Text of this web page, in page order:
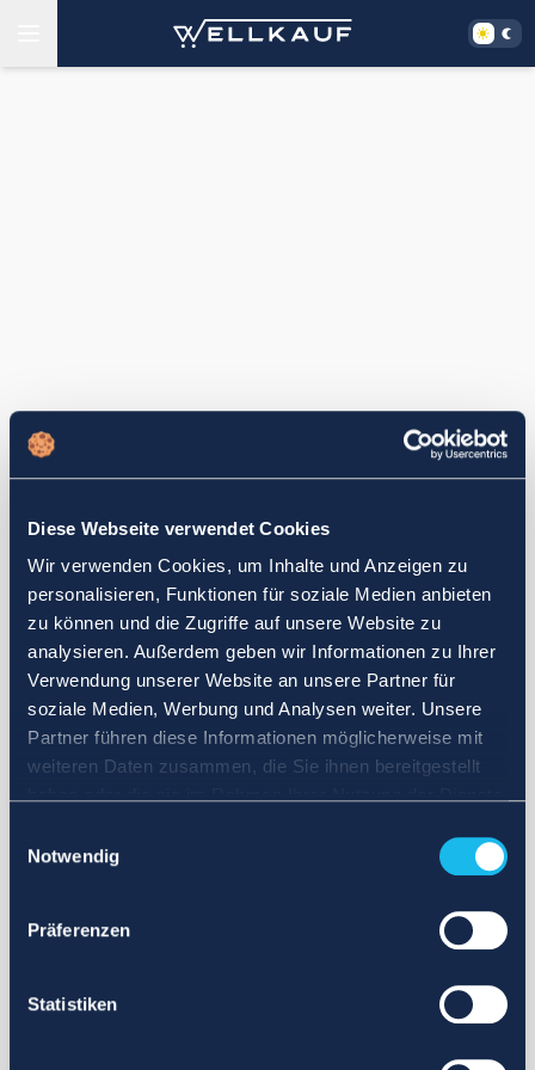
Diese Webseite verwendet Cookies
Wir verwenden Cookies, um Inhalte und Anzeigen zu
personalisieren, Funktionen für soziale Medien anbieten
zu können und die Zugriffe auf unsere Website zu
analysieren. Außerdem geben wir Informationen zu Ihrer
Verwendung unserer Website an unsere Partner für
soziale Medien, Werbung und Analysen weiter. Unsere
Partner führen diese Informationen möglicherweise mit
weiteren Daten zusammen, die Sie ihnen bereitgestellt
Notwendig
Präferenzen
Statistiken